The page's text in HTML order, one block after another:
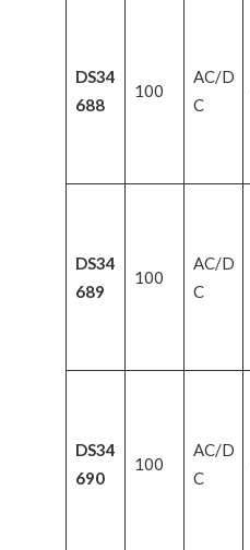
DS34
688
100
AC/D
C
DS34
689
100
AC/D
C
DS34
690
100
AC/D
C